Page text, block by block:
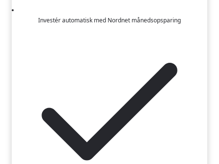
Investér automatisk med Nordnet månedsopsparing